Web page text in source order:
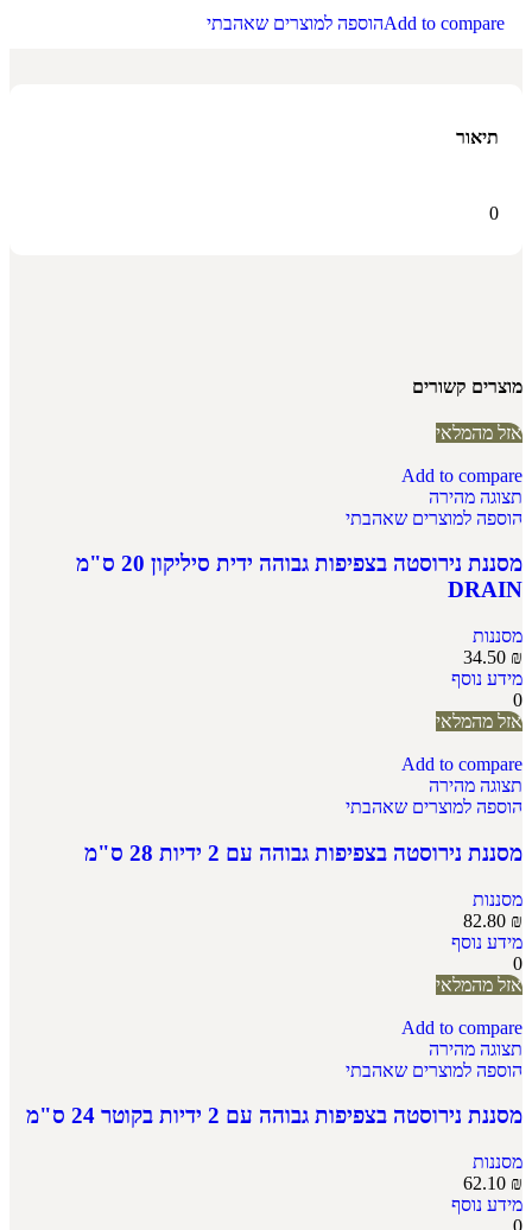
Add to compareהוספה למוצרים שאהבתי
תיאור
0
מוצרים קשורים
אזל מהמלאי
Add to compare
תצוגה מהירה
הוספה למוצרים שאהבתי
מסננת נירוסטה בצפיפות גבוהה ידית סיליקון 20 ס"מ
DRAIN
מסננות
34.50 ₪
מידע נוסף
0
אזל מהמלאי
Add to compare
תצוגה מהירה
הוספה למוצרים שאהבתי
מסננת נירוסטה בצפיפות גבוהה עם 2 ידיות 28 ס"מ
מסננות
82.80 ₪
מידע נוסף
0
אזל מהמלאי
Add to compare
תצוגה מהירה
הוספה למוצרים שאהבתי
מסננת נירוסטה בצפיפות גבוהה עם 2 ידיות בקוטר 24 ס"מ
מסננות
62.10 ₪
מידע נוסף
0